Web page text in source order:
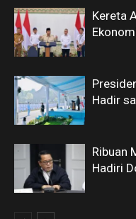
Kereta
Hadir
Ribuan
Hadiri